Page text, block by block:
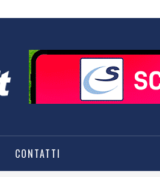
CONTATTI